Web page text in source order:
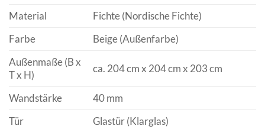
Material
Fichte (Nordische Fichte)
Farbe
Beige (Außenfarbe)
Außenmaße (B x
T x H)
ca. 204 cm x 204 cm x 203 cm
Wandstärke
40 mm
Tür
Glastür (Klarglas)